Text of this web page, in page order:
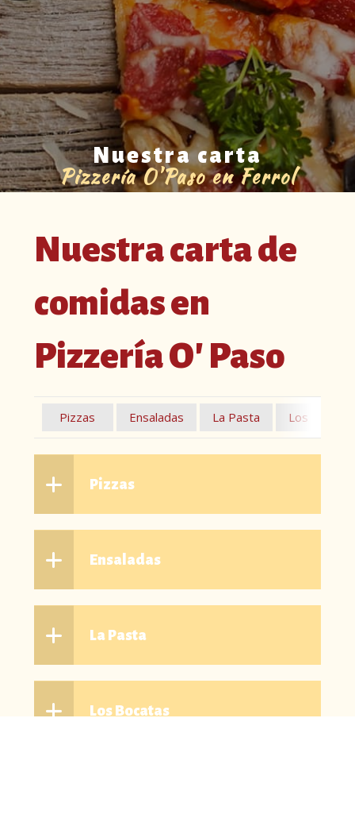
Nuestra carta
Pizzería O'Paso en Ferrol
Nuestra carta de
comidas en
Pizzería O' Paso
Pizzas Ensaladas La Pasta Los Bocatas
Pizzas
Ensaladas
La Pasta
Los Bocatas